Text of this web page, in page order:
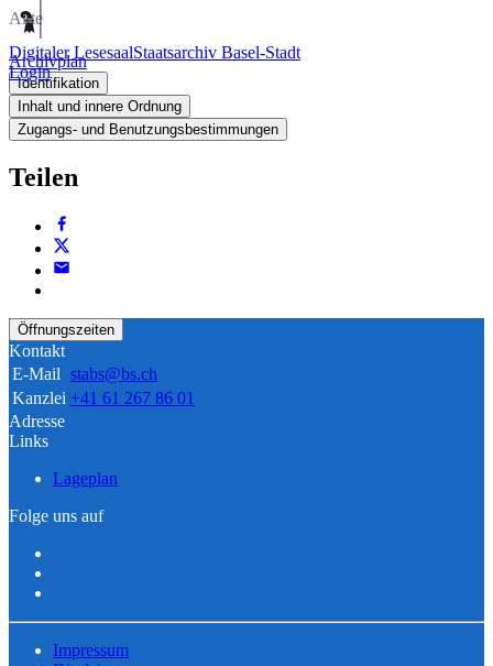
Digitaler LesesaalStaatsarchiv Basel-Stadt
Login
Akte
Archivplan
Identifikation
Inhalt und innere Ordnung
Zugangs- und Benutzungsbestimmungen
Teilen
Öffnungszeiten
Kontakt
E-Mail stabs@bs.ch
Kanzlei +41 61 267 86 01
Adresse
Links
Lageplan
Folge uns auf
Impressum